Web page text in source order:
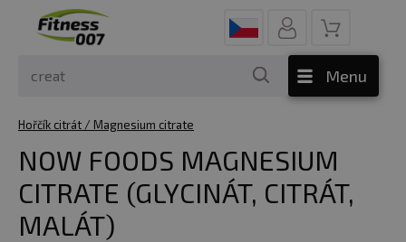
Menu
Hořčík citrát / Magnesium citrate
NOW FOODS MAGNESIUM
CITRATE (GLYCINÁT, CITRÁT,
MALÁT)